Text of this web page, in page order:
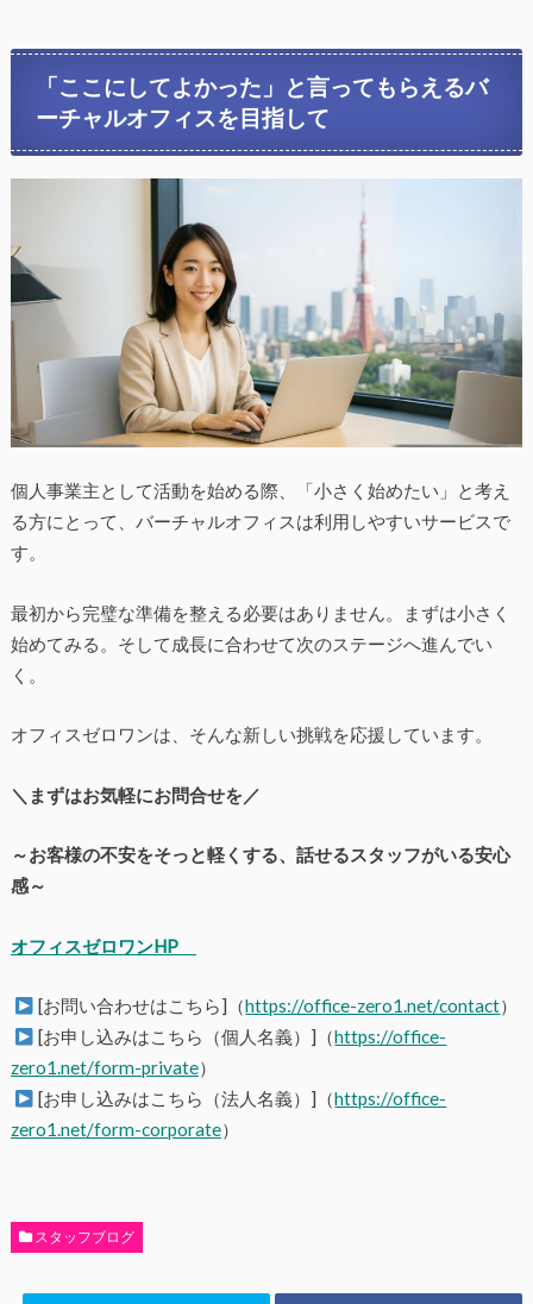
「ここにしてよかった」と言ってもらえるバ
ーチャルオフィスを目指して
個人事業主として活動を始める際、「小さく始めたい」と考え
る方にとって、バーチャルオフィスは利用しやすいサービスで
す。
最初から完璧な準備を整える必要はありません。まずは小さく
始めてみる。そして成長に合わせて次のステージへ進んでい
く。
オフィスゼロワンは、そんな新しい挑戦を応援しています。
＼まずはお気軽にお問合せを／
～お客様の不安をそっと軽くする、話せるスタッフがいる安心
感～
オフィスゼロワンHP
[お問い合わせはこちら]（https://office-zero1.net/contact）
[お申し込みはこちら（個人名義）]（https://office-
zero1.net/form-private）
[お申し込みはこちら（法人名義）]（https://office-
zero1.net/form-corporate）
スタッフブログ